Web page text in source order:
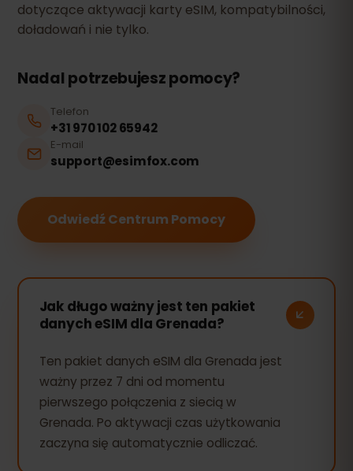
dotyczące aktywacji karty eSIM, kompatybilności,
doładowań i nie tylko.
Nadal potrzebujesz pomocy?
Telefon
+31 970 102 65942
E-mail
support@esimfox.com
Odwiedź Centrum Pomocy
Jak długo ważny jest ten pakiet
danych eSIM dla Grenada?
Ten pakiet danych eSIM dla Grenada jest
ważny przez 7 dni od momentu
pierwszego połączenia z siecią w
Grenada. Po aktywacji czas użytkowania
zaczyna się automatycznie odliczać.